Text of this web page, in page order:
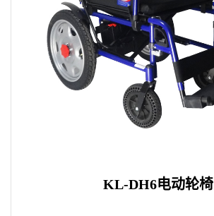
KL-DH6电动轮椅